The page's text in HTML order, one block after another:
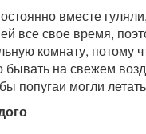
вместе
все свое время,
комнату, потому
на свежем
попугаи могли